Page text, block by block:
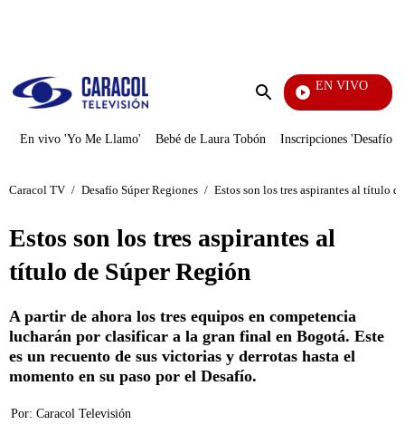
Enviar
EN VIVO
EFÉ
En vivo 'Yo Me Llamo' Bebé de Laura Tobón Inscripciones 'Desafío'
Caracol TV / Desafío Súper Regiones / Estos son los tres aspirantes al título
Estos son los tres aspirantes al
título de Súper Región
A partir de ahora los tres equipos en competencia
lucharán por clasificar a la gran final en Bogotá. Este
es un recuento de sus victorias y derrotas hasta el
momento en su paso por el Desafío.
Por: Caracol Televisión